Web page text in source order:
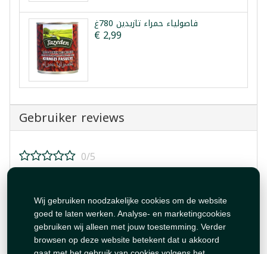
Wij gebruiken noodzakelijke cookies om de website
goed te laten werken. Analyse- en marketingcookies
gebruiken wij alleen met jouw toestemming. Verder
browsen op deze website betekent dat u akkoord
فاصولياء حمراء تازيدين 780غ
€ 2,99
Gebruiker reviews
0/5